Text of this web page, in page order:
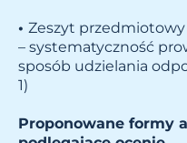
• Zeszyt przedmiotowy
– systematyczność
sposób udzielania
1)
Proponowane formy